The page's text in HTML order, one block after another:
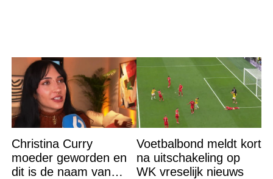
Christina Curry
moeder geworden en
dit is de naam van
Voetbalbond meldt kort
na uitschakeling op
WK vreselijk nieuws